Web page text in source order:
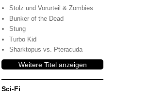
Stolz und Vorurteil & Zombies
Bunker of the Dead
Stung
Turbo Kid
Sharktopus vs. Pteracuda
Weitere Titel anzeigen
Sci-Fi